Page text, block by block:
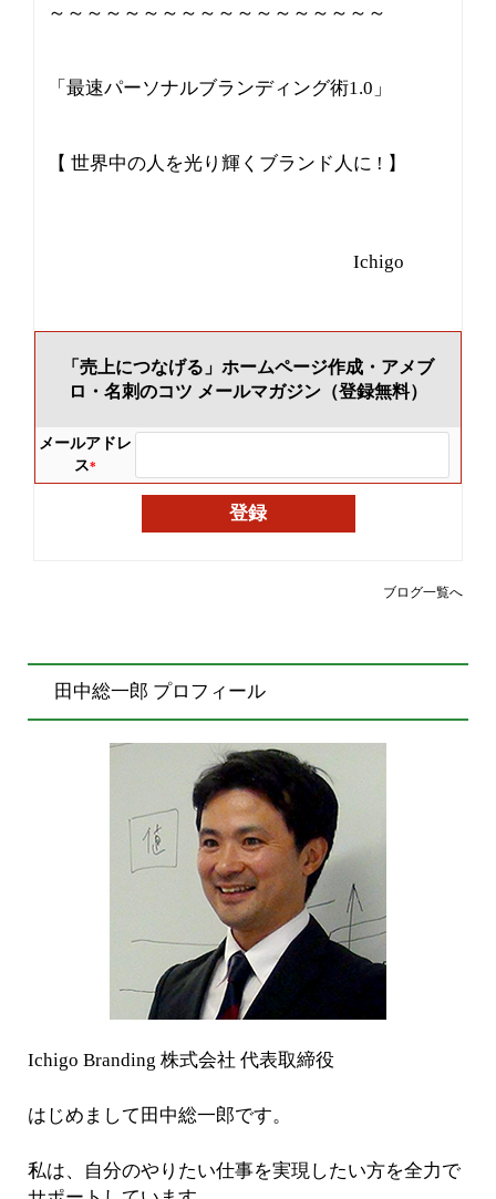
～～～～～～～～～～～～～～～～～～
「最速パーソナルブランディング術1.0」
【 世界中の人を光り輝くブランド人に ! 】
Ichigo
「売上につなげる」ホームページ作成・アメブ
ロ・名刺のコツ メールマガジン（登録無料）
メールアドレ
ス*
ブログ一覧へ
田中総一郎 プロフィール
Ichigo Branding 株式会社 代表取締役
はじめまして田中総一郎です。
私は、自分のやりたい仕事を実現したい方を全力で